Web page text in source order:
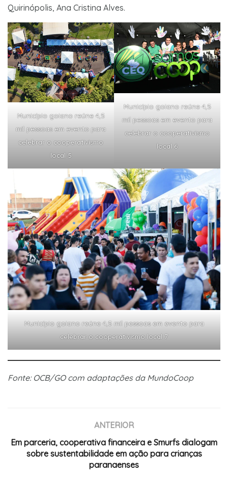
Quirinópolis, Ana Cristina Alves.
Município goiano reúne 4,5
mil pessoas em evento para
celebrar o cooperativismo
local 5
Município goiano reúne 4,5
mil pessoas em evento para
celebrar o cooperativismo
local 6
Município goiano reúne 4,5 mil pessoas em evento para
celebrar o cooperativismo local 7
Fonte: OCB/GO com adaptações da MundoCoop
ANTERIOR
Em parceria, cooperativa financeira e Smurfs dialogam
sobre sustentabilidade em ação para crianças
paranaenses